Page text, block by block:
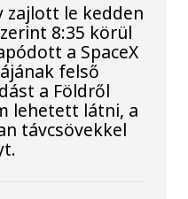
zajlott le kedden
8:35 körül
a SpaceX
felső
a Földről
lehetett látni, a
távcsövekkel